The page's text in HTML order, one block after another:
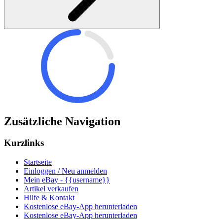
Zusätzliche Navigation
Kurzlinks
Startseite
Einloggen / Neu anmelden
Mein eBay - {{username}}
Artikel verkaufen
Hilfe & Kontakt
Kostenlose eBay-App herunterladen
Kostenlose eBay-App herunterladen